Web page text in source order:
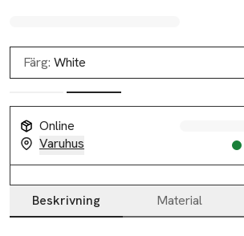
Färg: White
Online
Varuhus
Beskrivning Material